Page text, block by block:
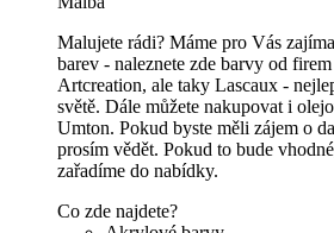
Malujete rádi? Máme pro Vás
barev - naleznete zde barvy od
Artcreation, ale taky Lascaux -
světě. Dále můžete nakupovat i
Umton. Pokud byste měli zájem o
prosím vědět. Pokud to bude
zařadíme do nabídky.
Co zde najdete?